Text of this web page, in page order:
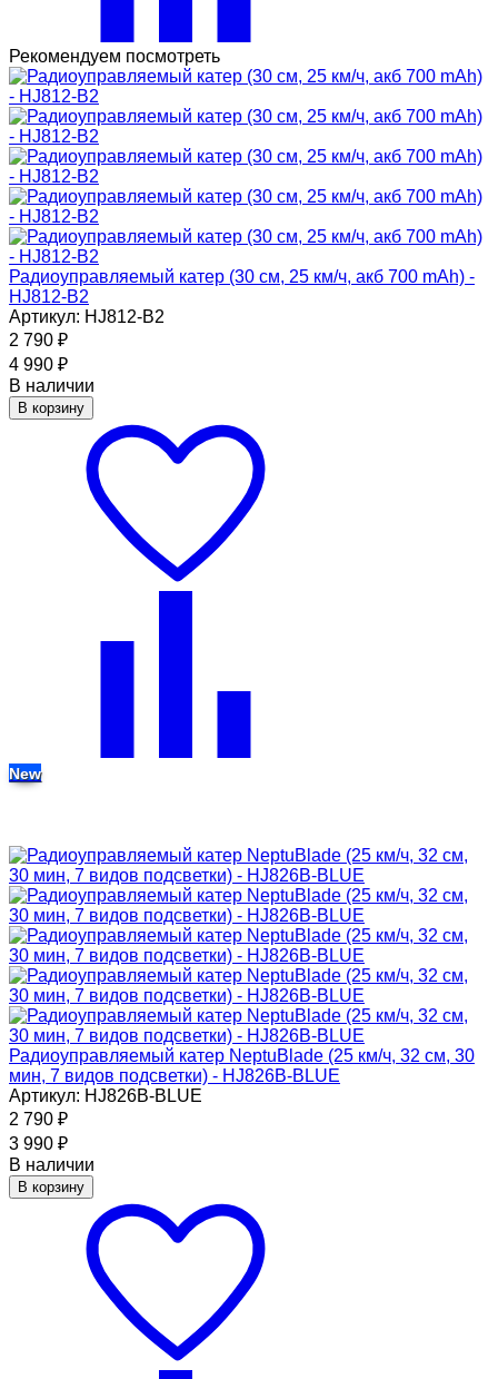
Рекомендуем посмотреть
Радиоуправляемый катер (30 см, 25 км/ч, акб 700 mAh) -
HJ812-B2
Артикул: HJ812-B2
2 790 ₽
4 990 ₽
В наличии
В корзину
New
Радиоуправляемый катер NeptuBlade (25 км/ч, 32 см, 30
мин, 7 видов подсветки) - HJ826B-BLUE
Артикул: HJ826B-BLUE
2 790 ₽
3 990 ₽
В наличии
В корзину